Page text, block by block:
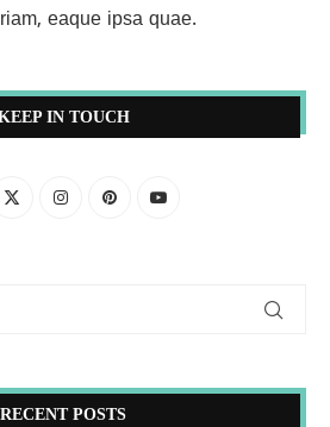
eaque ipsa quae.
IN TOUCH
RECENT POSTS